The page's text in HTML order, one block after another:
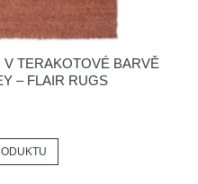
TERAKOTOVÉ BARVĚ
– FLAIR RUGS